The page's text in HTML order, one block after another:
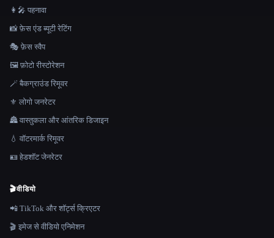
👩‍🎤 पहनावा
📸 फ़ेस एंड ब्यूटी रेटिंग
🎭 फ़ेस स्वैप
🖼️ फ़ोटो रीस्टोरेशन
🪄 बैकग्राउंड रिमूवर
⚜️ लोगो जनरेटर
🏯 वास्तुकला और आंतरिक डिजाइन
💧 वॉटरमार्क रिमूवर
🪪 हेडशॉट जेनरेटर
🎬वीडियो
📲 TikTok और शॉर्ट्स क्रिएटर
🎬 इमेज से वीडियो एनिमेशन